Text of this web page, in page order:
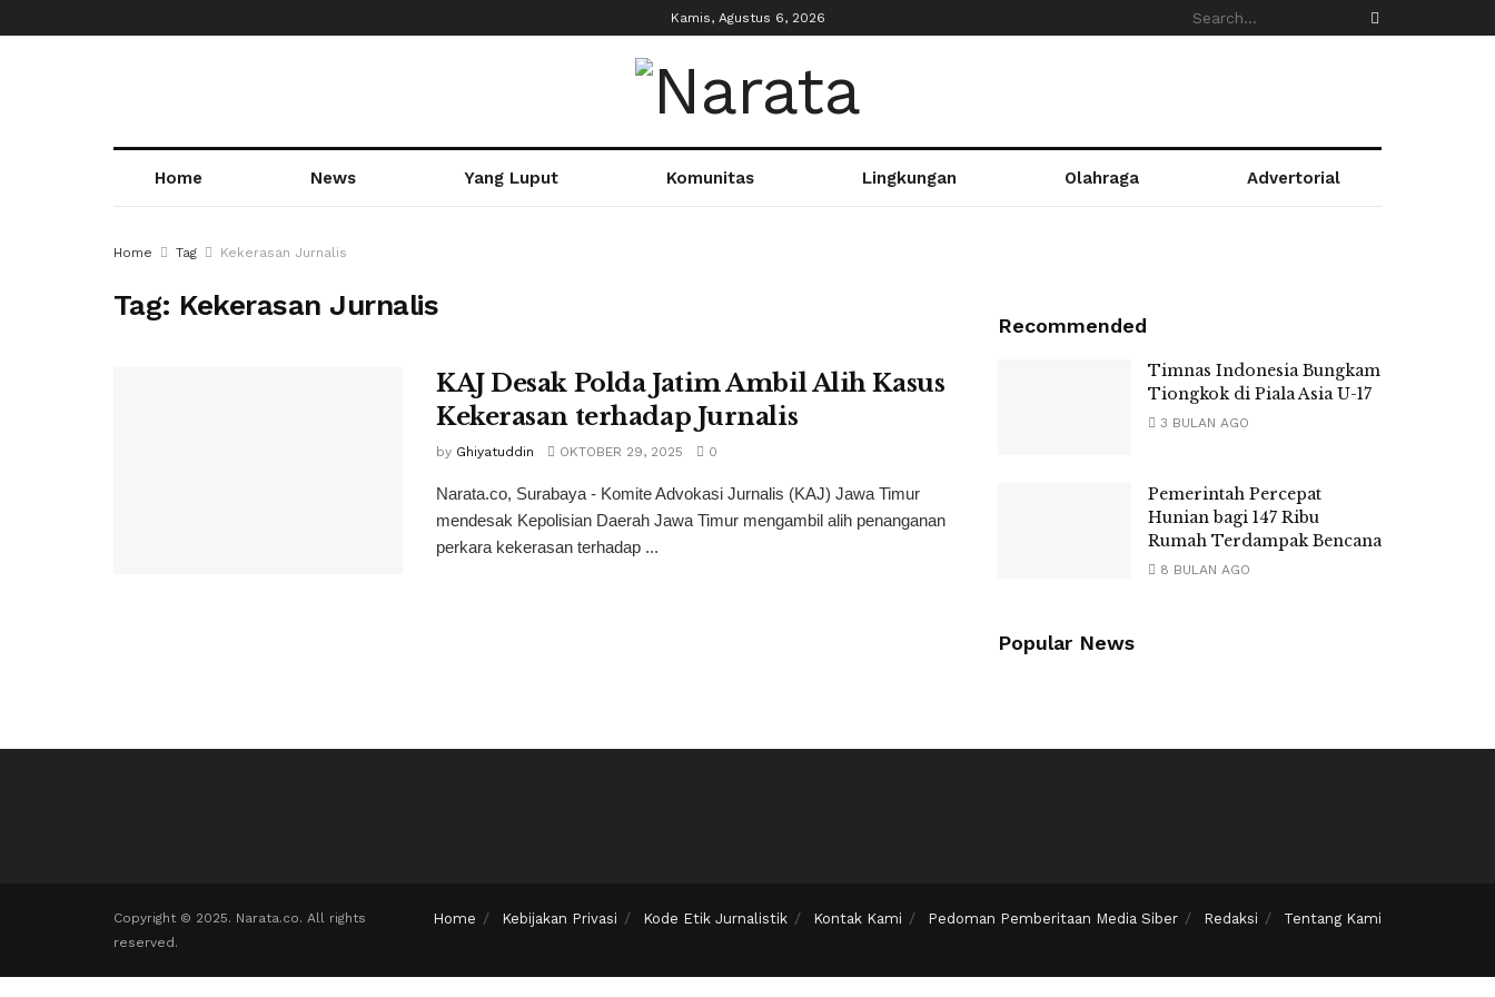
Kamis, Agustus 6, 2026
Home News Yang Luput Komunitas Lingkungan Olahraga Advertorial
Home Tag Kekerasan Jurnalis
Tag: Kekerasan Jurnalis
KAJ Desak Polda Jatim Ambil Alih Kasus
Kekerasan terhadap Jurnalis
by Ghiyatuddin OKTOBER 29, 2025 0
Narata.co, Surabaya - Komite Advokasi Jurnalis (KAJ) Jawa Timur
mendesak Kepolisian Daerah Jawa Timur mengambil alih penanganan
perkara kekerasan terhadap ...
Recommended
Timnas Indonesia Bungkam
Tiongkok di Piala Asia U-17
3 BULAN AGO
Pemerintah Percepat
Hunian bagi 147 Ribu
Rumah Terdampak Bencana
8 BULAN AGO
Popular News
Home Kebijakan Privasi Kode Etik Jurnalistik Kontak Kami Pedoman Pemberitaan Media Siber Redaksi Tentang Kami
Copyright © 2025. Narata.co. All rights
reserved.